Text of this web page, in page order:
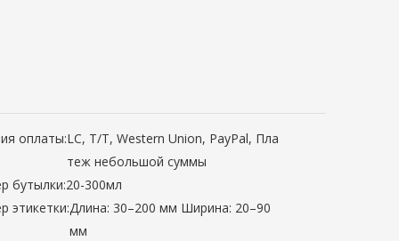
оплаты:LC, T/T, Western Union, PayPal, Пла
теж небольшой суммы
бутылки:20-300мл
этикетки:Длина: 30–200 мм Ширина: 20–90
мм